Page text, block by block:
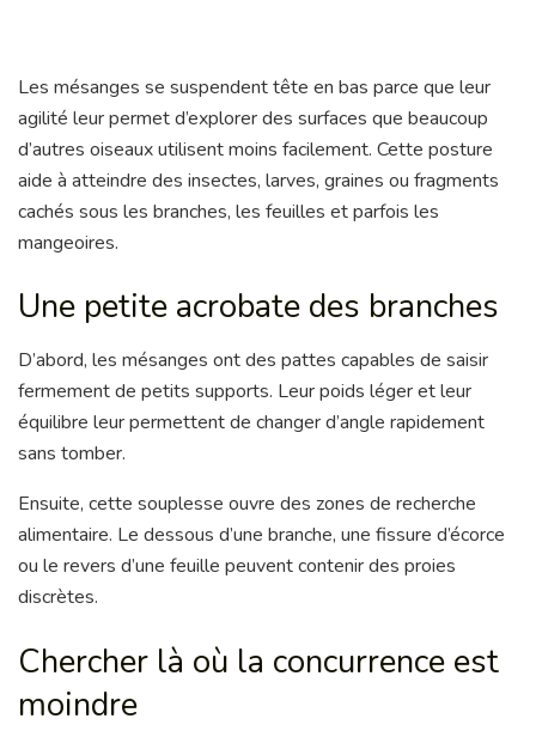
Les mésanges se suspendent tête en bas parce que leur
agilité leur permet d’explorer des surfaces que beaucoup
d’autres oiseaux utilisent moins facilement. Cette posture
aide à atteindre des insectes, larves, graines ou fragments
cachés sous les branches, les feuilles et parfois les
mangeoires.
Une petite acrobate des branches
D’abord, les mésanges ont des pattes capables de saisir
fermement de petits supports. Leur poids léger et leur
équilibre leur permettent de changer d’angle rapidement
sans tomber.
Ensuite, cette souplesse ouvre des zones de recherche
alimentaire. Le dessous d’une branche, une fissure d’écorce
ou le revers d’une feuille peuvent contenir des proies
discrètes.
Chercher là où la concurrence est
moindre